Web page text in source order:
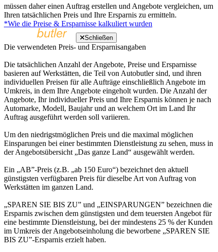
müssen daher einen Auftrag erstellen und Angebote vergleichen, um
Ihren tatsächlichen Preis und Ihre Ersparnis zu ermitteln.
*Wie die Preise & Ersparnisse kalkuliert wurden
Schließen
Die verwendeten Preis- und Ersparnisangaben
Die tatsächlichen Anzahl der Angebote, Preise und Ersparnisse
basieren auf Werkstätten, die Teil von Autobutler sind, und ihren
individuellen Preisen für alle Aufträge einschließlich Angebote im
Umkreis, in dem Ihre Angebote eingeholt wurden. Die Anzahl der
Angebote, Ihr individueller Preis und Ihre Ersparnis können je nach
Automarke, Modell, Baujahr und an welchem Ort im Land Ihr
Auftrag ausgeführt werden soll variieren.
Um den niedrigstmöglichen Preis und die maximal möglichen
Einsparungen bei einer bestimmten Dienstleistung zu sehen, muss in
der Angebotsübersicht „Das ganze Land“ ausgewählt werden.
Ein „AB”-Preis (z.B. „ab 150 Euro“) bezeichnet den aktuell
günstigsten verfügbaren Preis für dieselbe Art von Auftrag von
Werkstätten im ganzen Land.
„SPAREN SIE BIS ZU” und „EINSPARUNGEN” bezeichnen die
Ersparnis zwischen dem günstigsten und dem teuersten Angebot für
eine bestimmte Dienstleistung, bei der mindestens 25 % der Kunden
im Umkreis der Angebotseinholung die beworbene „SPAREN SIE
BIS ZU”-Ersparnis erzielt haben.